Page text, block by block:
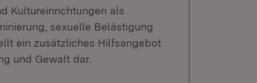
Kultureinrichtungen als
sexuelle Belästigung
ein zusätzliches Hilfsangebot
und Gewalt dar.